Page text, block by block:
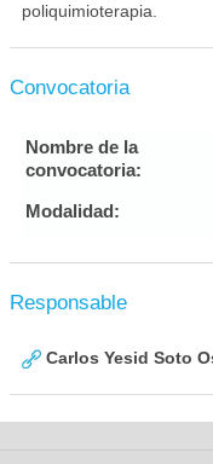
poliquimioterapia.
Convocatoria
Nombre de la
convocatoria:
Modalidad:
Responsable
Carlos Yesid Soto